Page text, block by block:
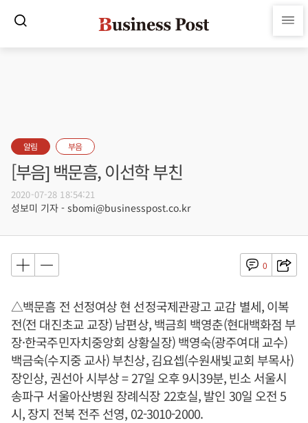
알림 부음
[부음] 백문흠, 이선학 부친
2020-07-28 18:54:21
성보미 기자 - sbomi@businesspost.co.kr
0
△백문흠 전 선정여상 현 선정국제관광고 교감 별세, 이복
전(전 대진초교 교장) 남편상, 백금희 백영춘(현대백화점 부
장·한국주민자치중앙회 상황실장) 백영숙(광주여대 교수)
백금숙(수지중 교사) 부친상, 김요셉(수원새빛교회 부목사)
장인상, 권선아 시부상 = 27일 오후 9시39분, 빈소 서울시
송파구 서울아산병원 장례식장 22호실, 발인 30일 오전 5
시, 장지 전북 전주 선영, 02-3010-2000.